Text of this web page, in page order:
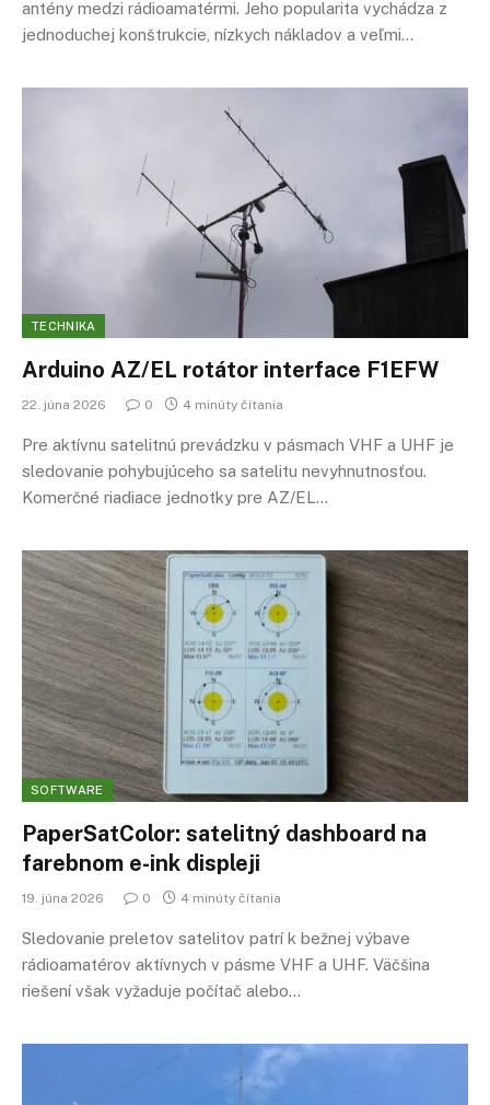
antény medzi rádioamatérmi. Jeho popularita vychádza z
jednoduchej konštrukcie, nízkych nákladov a veľmi…
TECHNIKA
Arduino AZ/EL rotátor interface F1EFW
22. júna 2026 0 4 minúty čítania
Pre aktívnu satelitnú prevádzku v pásmach VHF a UHF je
sledovanie pohybujúceho sa satelitu nevyhnutnosťou.
Komerčné riadiace jednotky pre AZ/EL…
SOFTWARE
PaperSatColor: satelitný dashboard na
farebnom e-ink displeji
19. júna 2026 0 4 minúty čítania
Sledovanie preletov satelitov patrí k bežnej výbave
rádioamatérov aktívnych v pásme VHF a UHF. Väčšina
riešení však vyžaduje počítač alebo…